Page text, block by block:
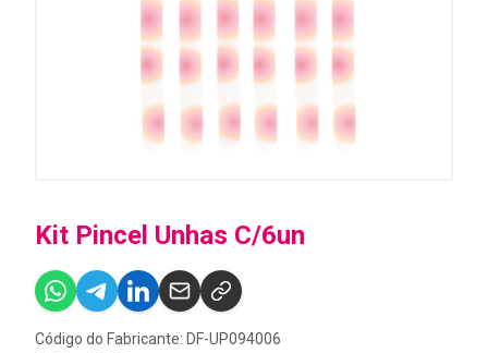
Kit Pincel Unhas C/6un
Código do Fabricante: DF-UP094006